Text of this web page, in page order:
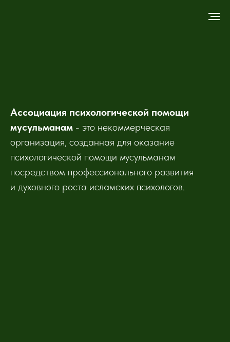
Ассоциация психологической помощи
мусульманам - это некоммерческая
организация, созданная для оказание
психологической помощи мусульманам
посредством профессионального развития
и духовного роста исламских психологов.